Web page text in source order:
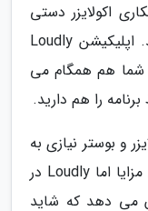
اکولایزر دستی
می توانید جلوی این موضوع را بگیرید. اپلیکیشن Loudly
شما هم همگام می
را هم دارید.
و بوستر نیازی به
خروج از اپ نداشته باشید. با تمام این مزایا اما Loudly در
می دهد که شاید